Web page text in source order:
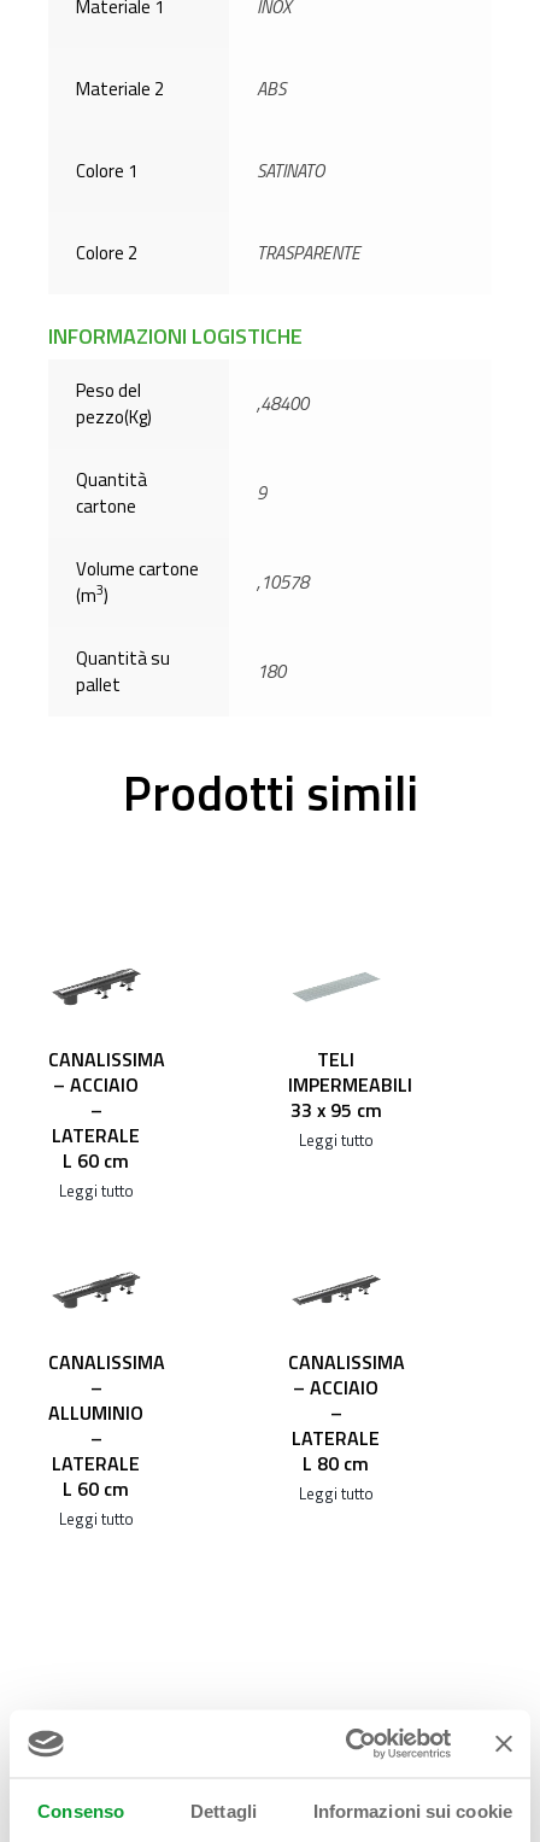
Consenso Dettagli Informazioni sui cookie
Materiale 1 INOX
Materiale 2 ABS
Colore 1 SATINATO
Colore 2 TRASPARENTE
INFORMAZIONI LOGISTICHE
Peso del
pezzo(Kg)
,48400
Quantità
cartone
9
Volume cartone
(m3) ,10578
Quantità su
pallet
180
Prodotti simili
CANALISSIMA
– ACCIAIO
–
LATERALE
L 60 cm
Leggi tutto
TELI
IMPERMEABILI
33 x 95 cm
Leggi tutto
CANALISSIMA
–
ALLUMINIO
–
LATERALE
L 60 cm
Leggi tutto
CANALISSIMA
– ACCIAIO
–
LATERALE
L 80 cm
Leggi tutto